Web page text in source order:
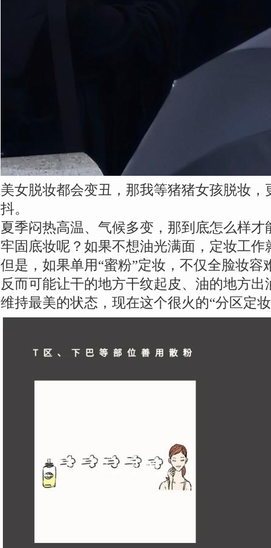
美女脱妆都会变丑，那我等猪猪女孩脱妆
抖。
夏季闷热高温、气候多变，那到底怎么样
牢固底妆呢？如果不想油光满面，定妆工作
但是，如果单用“蜜粉”定妆，不仅全脸妆容
反而可能让干的地方干纹起皮、油的地方
维持最美的状态，现在这个很火的“分区定